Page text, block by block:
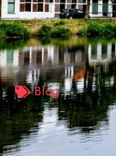
Blog